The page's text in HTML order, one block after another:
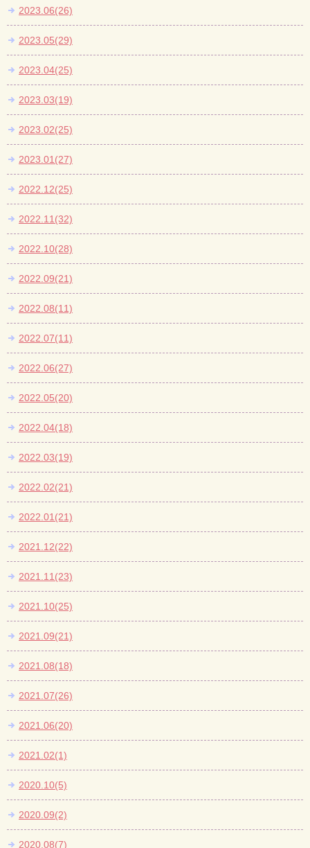
2023.06(26)
2023.05(29)
2023.04(25)
2023.03(19)
2023.02(25)
2023.01(27)
2022.12(25)
2022.11(32)
2022.10(28)
2022.09(21)
2022.08(11)
2022.07(11)
2022.06(27)
2022.05(20)
2022.04(18)
2022.03(19)
2022.02(21)
2022.01(21)
2021.12(22)
2021.11(23)
2021.10(25)
2021.09(21)
2021.08(18)
2021.07(26)
2021.06(20)
2021.02(1)
2020.10(5)
2020.09(2)
2020.08(7)